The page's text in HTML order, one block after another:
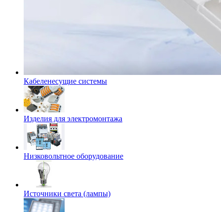
Кабеленесущие системы
Изделия для электромонтажа
Низковольтное оборудование
Источники света (лампы)